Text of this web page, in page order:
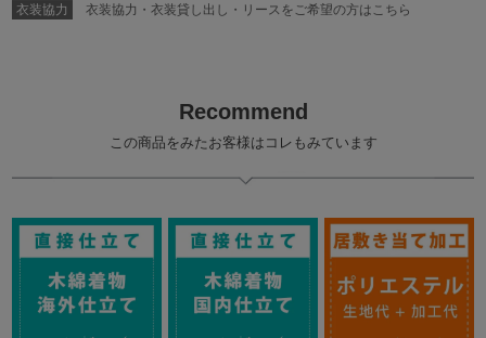
衣装協力 衣装協力・衣装貸し出し・リースをご希望の方はこちら
Recommend
この商品をみたお客様はコレもみています